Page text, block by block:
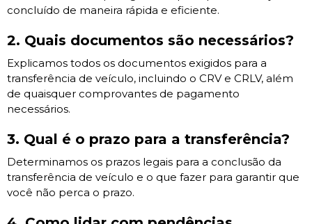
concluído de maneira rápida e eficiente.
2. Quais documentos são necessários?
Explicamos todos os documentos exigidos para a
transferência de veículo, incluindo o CRV e CRLV, além
de quaisquer comprovantes de pagamento
necessários.
3. Qual é o prazo para a transferência?
Determinamos os prazos legais para a conclusão da
transferência de veículo e o que fazer para garantir que
você não perca o prazo.